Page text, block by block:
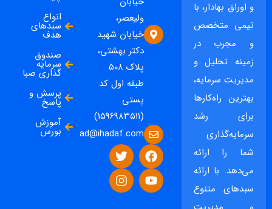
و اوراق بهادار، با
تیمی متخصص
و مجرب در
زمینه تحلیل و
مدیریت سرمایه،
بهترین راه‌کارها
برای رشد
سرمایه‌گذاری
شما را ارائه
می‌دهد. با ارائه
سبدهای متنوع
ولیعصر،
خیابان شهید
دکتر بهشتی،
پلاک ۵۰۸
طبقه اول کد
پستی
(۱۵۹۶۹۸۳۵۱۱)
ad@ihadaf.com
انواع
سبدهای
هدف
صندوق
سرمایه
گذاری صبا
پرسش و
پاسخ
آموزش
بورس